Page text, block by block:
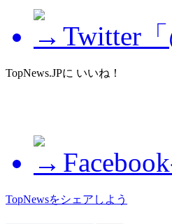
Twitter
TopNews.JPに いいね！
TopNewsをシェアしよう